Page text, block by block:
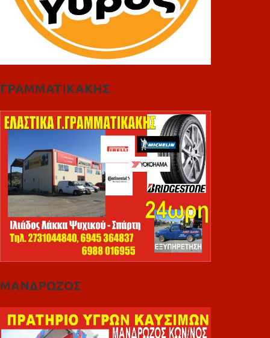
ΓΡΑΜΜΑΤΙΚΑΚΗΣ
ΜΑΝΔΡΩΖΟΣ